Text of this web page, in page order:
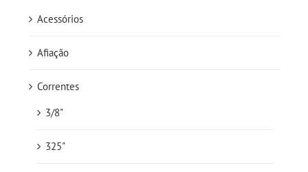
Acessórios
Afiação
Correntes
3/8"
325"